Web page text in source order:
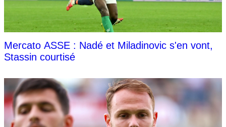
Mercato ASSE : Nadé et Miladinovic s'en vont,
Stassin courtisé